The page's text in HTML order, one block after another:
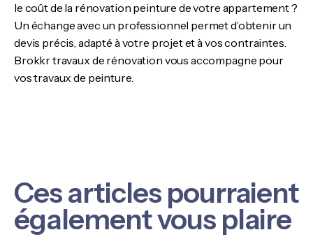
le coût de la rénovation peinture de votre appartement ?
Un échange avec un professionnel permet d’obtenir un
devis précis, adapté à votre projet et à vos contraintes.
Brokkr travaux de rénovation vous accompagne pour
vos travaux de peinture.
Ces articles pourraient
également vous plaire